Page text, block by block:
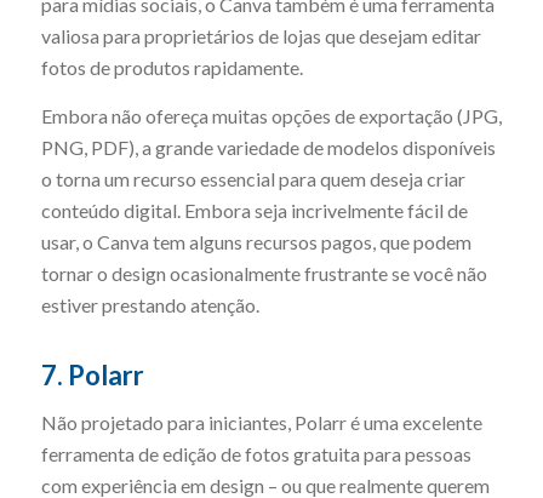
para mídias sociais, o Canva também é uma ferramenta
valiosa para proprietários de lojas que desejam editar
fotos de produtos rapidamente.
Embora não ofereça muitas opções de exportação (JPG,
PNG, PDF), a grande variedade de modelos disponíveis
o torna um recurso essencial para quem deseja criar
conteúdo digital. Embora seja incrivelmente fácil de
usar, o Canva tem alguns recursos pagos, que podem
tornar o design ocasionalmente frustrante se você não
estiver prestando atenção.
7. Polarr
Não projetado para iniciantes, Polarr é uma excelente
ferramenta de edição de fotos gratuita para pessoas
com experiência em design – ou que realmente querem